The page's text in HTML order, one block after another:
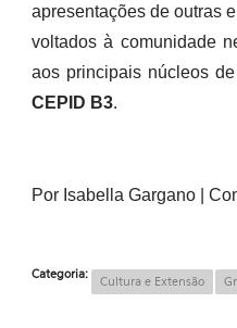
apresentações de outras
voltados à comunidade
aos principais núcleos
CEPID B3.
Por Isabella Gargano |
Categoria: Cultura e Extensão